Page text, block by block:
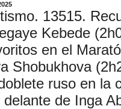
13515.
Kebede
en el
Shobukhova
ruso en la
de Inga